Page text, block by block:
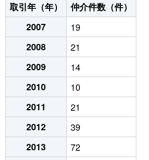
取引年（年）
仲介件数（件）
2007
19
2008
21
2009
14
2010
10
2011
21
2012
39
2013
72